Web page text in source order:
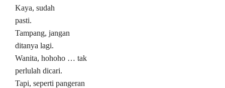
Kaya, sudah
pasti.
Tampang, jangan
ditanya lagi.
Wanita, hohoho … tak
perlulah dicari.
Tapi, seperti pangeran